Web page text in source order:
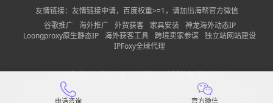
友情链接：友情链接申请，百度权重>=1，请加出海帮官方微信
谷歌推广
海外推广 外贸获客 家具安装
神龙海外动态IP
Loongproxy原生静态IP 海外获客工具 跨境卖家参谋 独立站网站建设
IPFoxy全球代理
公司名称：中巨量（深圳）科技有限公司
备案信息：粤ICP备2022150197号-13 隐私政策
电话咨询 官方微信